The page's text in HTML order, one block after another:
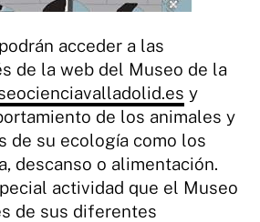
acceder a las
de la web del Museo de la
y
de los animales y
de su ecología como los
descanso o alimentación.
actividad que el Museo
de sus diferentes